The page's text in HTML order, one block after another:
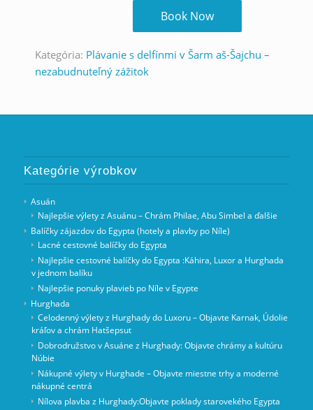
Book Now
Kategória: Plávanie s delfínmi v Šarm aš-Šajchu –
nezabudnuteľný zážitok
Kategórie výrobkov
Asuán
Najlepšie výlety z Asuánu – Chrám Philae, Abu Simbel a ďalšie
Balíčky zájazdov do Egypta (hotely a plavby po Níle)
Lacné cestovné balíčky do Egypta
Najlepšie cestovné balíčky do Egypta :Káhira, Luxor a Hurghada
v jednom balíku
Najlepšie ponuky plavieb po Níle v Egypte
Hurghada
Celodenný výlety z Hurghady do Luxoru – Objavte Karnak, Údolie
kráľov a chrám Hatšepsut
Dobrodružstvo v Asuáne z Hurghady: Objavte chrámy a kultúru
Núbie
Nákupné výlety v Hurghade – Objavte miestne trhy a moderné
nákupné centrá
Nílova plavba z Hurghady:Objavte poklady starovekého Egypta